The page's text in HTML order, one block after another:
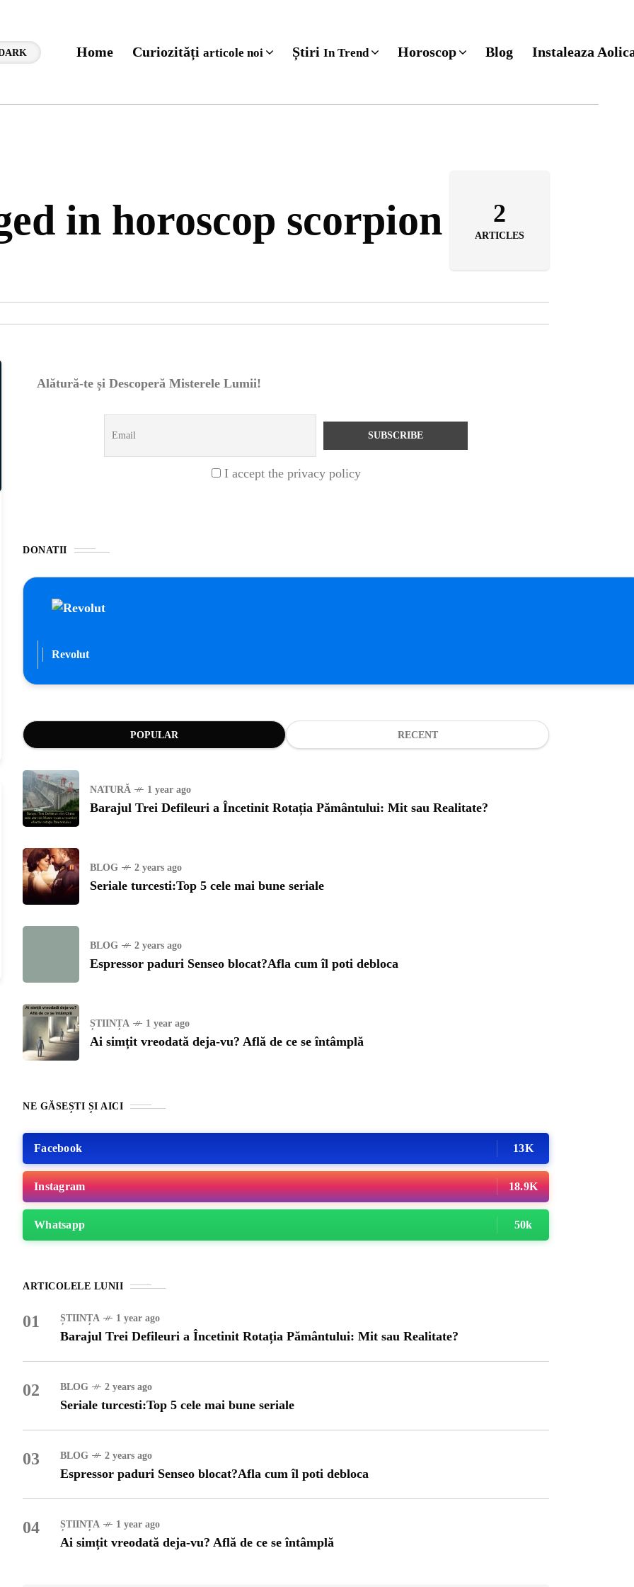
Home Curiozități articole noi Știri In Trend Horoscop Blog Instaleaza
in horoscop scorpion 2
ARTICLES
Alătură-te și Descoperă Misterele Lumii!
I accept the privacy policy
DONATII
Revolut
POPULAR RECENT
NATURĂ 1 year ago
Barajul Trei Defileuri a Încetinit Rotația Pământului: Mit sau Realitate?
BLOG 2 years ago
Seriale turcesti:Top 5 cele mai bune seriale
BLOG 2 years ago
Espressor paduri Senseo blocat?Afla cum îl poti debloca
ȘTIINȚA 1 year ago
Ai simțit vreodată deja-vu? Află de ce se întâmplă
NE GĂSEȘTI ȘI AICI
Facebook 13K
Instagram 18.9K
Whatsapp 50k
ARTICOLELE LUNII
01 ȘTIINȚA 1 year ago
Barajul Trei Defileuri a Încetinit Rotația Pământului: Mit sau Realitate?
02 BLOG 2 years ago
Seriale turcesti:Top 5 cele mai bune seriale
03 BLOG 2 years ago
Espressor paduri Senseo blocat?Afla cum îl poti debloca
04 ȘTIINȚA 1 year ago
Ai simțit vreodată deja-vu? Află de ce se întâmplă
POPULAR
Barajul Trei Defileuri a
Încetinit Rotația Pământului:
BLOG